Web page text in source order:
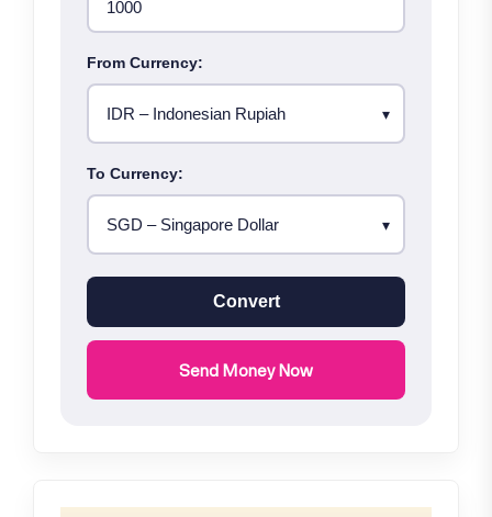
From Currency:
To Currency:
Convert
Send Money Now